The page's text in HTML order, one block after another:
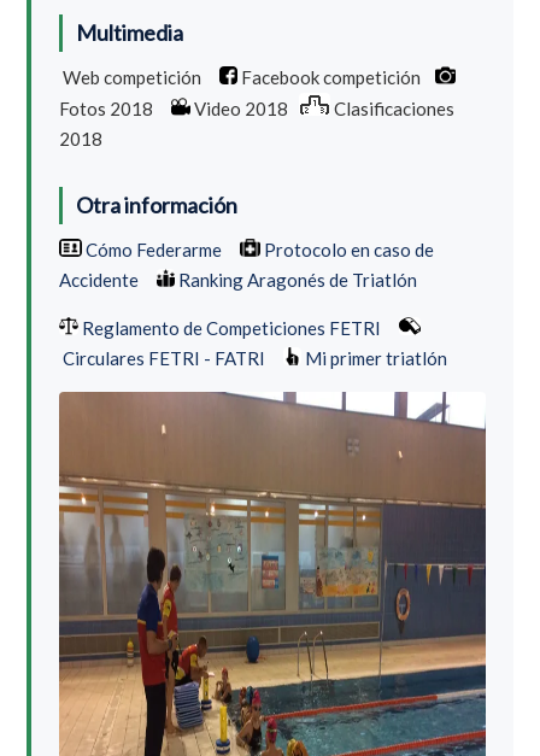
Multimedia
Web competición
Facebook competición
Fotos 2018
Video 2018
Clasificaciones
2018
Otra información
Cómo Federarme
Protocolo en caso de
Accidente
Ranking Aragonés de Triatlón
Reglamento de Competiciones FETRI
Circulares FETRI - FATRI
Mi primer triatlón